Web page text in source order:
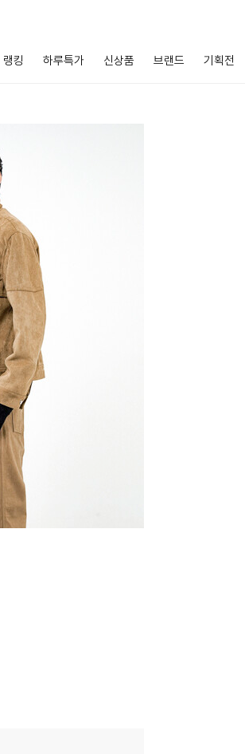
랭킹 하루특가 신상품 브랜드 기획전